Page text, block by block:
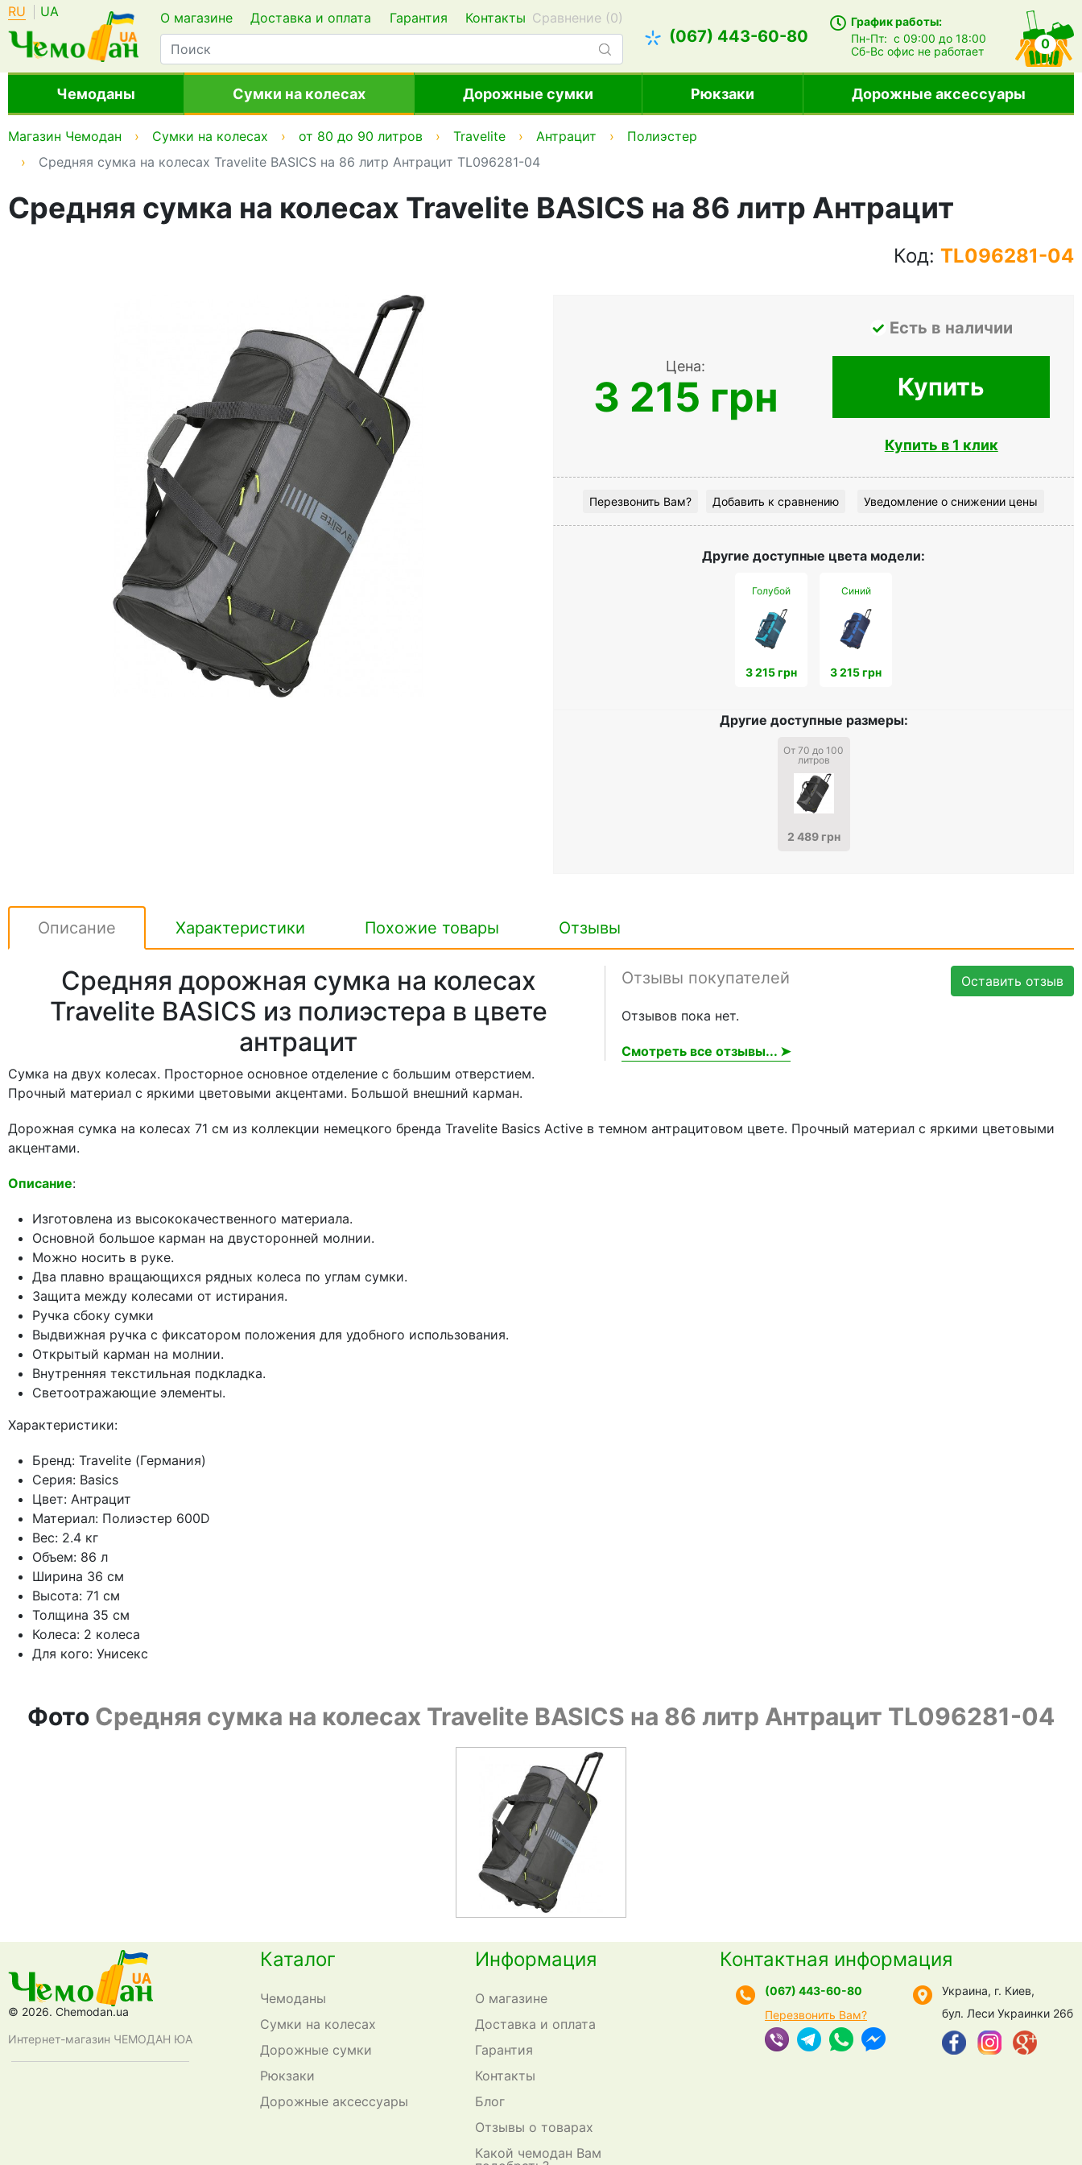
RU UA О магазине Доставка и оплата Гарантия Контакты Сравнение (0)
(067) 443-60-80
График работы:
Пн-Пт:с 09:00 до 18:00
Сб-Всофис не работает 0
Чемоданы Сумки на колесах Дорожные сумки Рюкзаки Дорожные аксессуары
Магазин Чемодан Сумки на колесах от 80 до 90 литров Travelite Антрацит
Полиэстер
Средняя сумка на колесах Travelite BASICS на 86 литр Антрацит TL096281-04
Средняя сумка на колесах Travelite BASICS на 86 литр Антрацит
Код: TL096281-04
Цена:
3 215 грн
Есть в наличии
Купить
Купить в 1 клик
Перезвонить Вам? Добавить к сравнению Уведомление о снижении цены
Другие доступные цвета модели:
Голубой
3 215 грн
Синий
3 215 грн
Другие доступные размеры:
От 70 до 100
литров
2 489 грн
Описание Характеристики Похожие товары Отзывы
Оставить отзыв
Отзывы покупателей
Отзывов пока нет.
Смотреть все отзывы... ➤
Средняя дорожная сумка на колесах
Travelite BASICS из полиэстера в цвете
антрацит
Сумка на двух колесах. Просторное основное отделение с большим отверстием.
Прочный материал с яркими цветовыми акцентами. Большой внешний карман.
Дорожная сумка на колесах 71 см из коллекции немецкого бренда Travelite Basics Active в темном антрацитовом цвете. Прочный материал с яркими цветовыми
акцентами.
Описание:
Изготовлена из высококачественного материала.
Основной большое карман на двусторонней молнии.
Можно носить в руке.
Два плавно вращающихся рядных колеса по углам сумки.
Защита между колесами от истирания.
Ручка сбоку сумки
Выдвижная ручка с фиксатором положения для удобного использования.
Открытый карман на молнии.
Внутренняя текстильная подкладка.
Светоотражающие элементы.
Характеристики:
Бренд: Travelite (Германия)
Серия: Basics
Цвет: Антрацит
Материал: Полиэстер 600D
Вес: 2.4 кг
Объем: 86 л
Ширина 36 см
Высота: 71 см
Толщина 35 см
Колеса: 2 колеса
Для кого: Унисекс
Фото Средняя сумка на колесах Travelite BASICS на 86 литр Антрацит TL096281-04
© 2026. Chemodan.ua
Интернет-магазин ЧЕМОДАН ЮА
Каталог
Чемоданы
Сумки на колесах
Дорожные сумки
Рюкзаки
Дорожные аксессуары
Информация
О магазине
Доставка и оплата
Гарантия
Контакты
Блог
Отзывы о товарах
Какой чемодан Вам
Контактная информация
(067) 443-60-80
Перезвонить Вам?
Украина, г. Киев,
бул. Леси Украинки 26б